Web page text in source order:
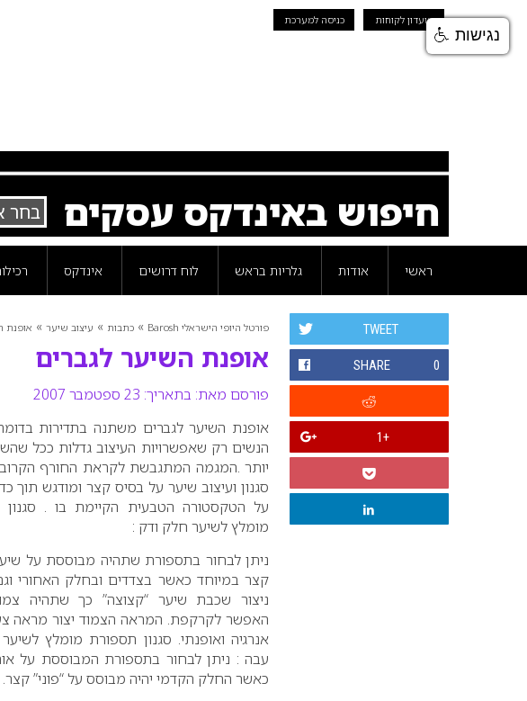
מועדון לקוחות כניסה למערכת
חיפוש באינדקס עסקים
ראשי אודות גלריות בראש לוח דרושים אינדקס
פורטל היופי הישראלי Barosh » כתבות » עיצוב שיער » אופנת
אופנת השיער לגברים
פורסם מאת: בתאריך: 23 ספטמבר 2007
TWEET
SHARE 0
+1
אופנת השיער לגברים משתנה בתדירות
הנשים רק שאפשרויות העיצוב גדלות ככל
יותר .המגמה המתגבשת לקראת החורף
סגנון ועיצוב שיער על בסיס קצר ומודגש תוך
על הטקסטורה הטבעית הקיימת בו . סגנון
מומלץ לשיער חלק ודק :
ניתן לבחור בתספורת שתהיה מבוססת על
קצר במיוחד כאשר בצדדים ובחלק האחורי
ניצור שכבת שיער “קצוצה” כך שתהיה
האפשר לקרקפת. המראה הצמוד יצור מראה
אנרגיה ואופנתי. סגנון תספורת מומלץ
עבה : ניתן לבחור בתספורת המבוססת על
כאשר החלק הקדמי יהיה מבוסס על “פוני” קצר.
נגישות